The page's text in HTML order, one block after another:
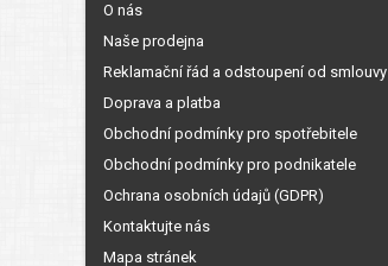
O nás
Naše prodejna
Reklamační řád a odstoupení od smlouvy
Doprava a platba
Obchodní podmínky pro spotřebitele
Obchodní podmínky pro podnikatele
Ochrana osobních údajů (GDPR)
Kontaktujte nás
Mapa stránek